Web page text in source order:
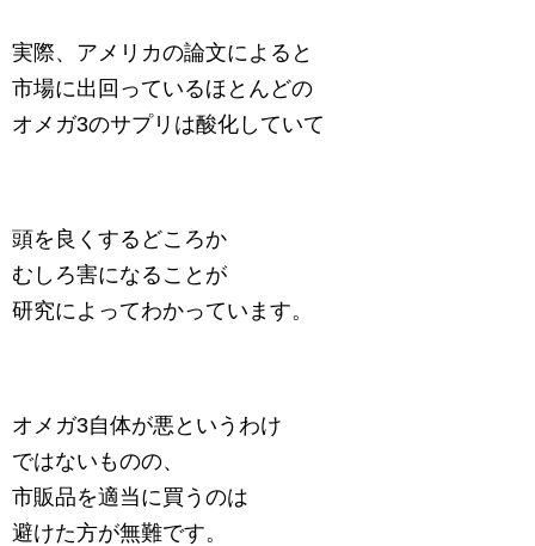
実際、アメリカの論文によると
市場に出回っているほとんどの
オメガ3のサプリは酸化していて
頭を良くするどころか
むしろ害になることが
研究によってわかっています。
オメガ3自体が悪というわけ
ではないものの、
市販品を適当に買うのは
避けた方が無難です。